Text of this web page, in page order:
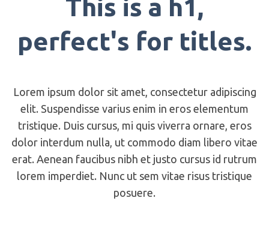
This is a h1,
perfect's for titles.
Lorem ipsum dolor sit amet, consectetur adipiscing
elit. Suspendisse varius enim in eros elementum
tristique. Duis cursus, mi quis viverra ornare, eros
dolor interdum nulla, ut commodo diam libero vitae
erat. Aenean faucibus nibh et justo cursus id rutrum
lorem imperdiet. Nunc ut sem vitae risus tristique
posuere.